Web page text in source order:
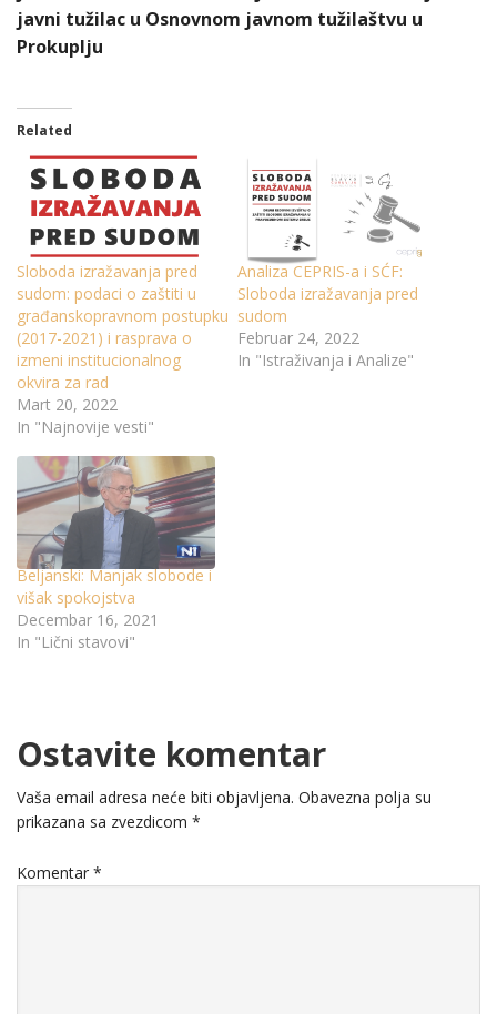
javni tužilac u Osnovnom javnom tužilaštvu u
Prokuplju
Related
Sloboda izražavanja pred
sudom: podaci o zaštiti u
građanskopravnom postupku
(2017-2021) i rasprava o
izmeni institucionalnog
okvira za rad
Mart 20, 2022
In "Najnovije vesti"
Analiza CEPRIS-a i SĆF:
Sloboda izražavanja pred
sudom
Februar 24, 2022
In "Istraživanja i Analize"
Beljanski: Manjak slobode i
višak spokojstva
Decembar 16, 2021
In "Lični stavovi"
Ostavite komentar
Vaša email adresa neće biti objavljena. Obavezna polja su
prikazana sa zvezdicom *
Komentar *